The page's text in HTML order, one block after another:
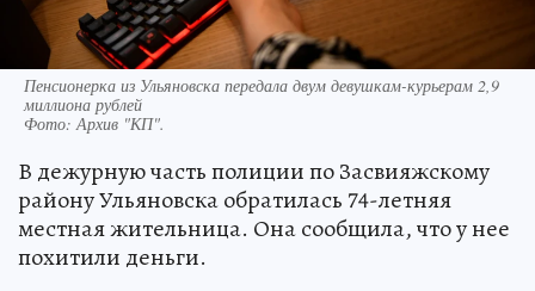
Пенсионерка из Ульяновска передала двум девушкам-курьерам 2,9
миллиона рублей
Фото: Архив "КП".
В дежурную часть полиции по Засвияжскому
району Ульяновска обратилась 74-летняя
местная жительница. Она сообщила, что у нее
похитили деньги.